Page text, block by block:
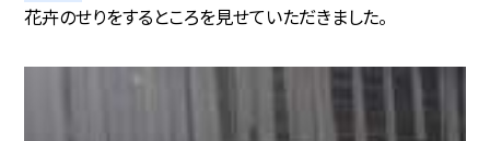
花卉のせりをするところを見せていただきました。